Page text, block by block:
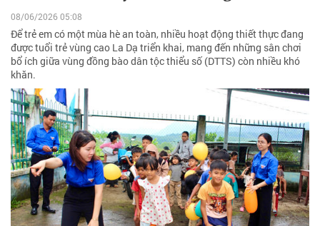
08/06/2026 05:08
Để trẻ em có một mùa hè an toàn, nhiều hoạt động thiết thực đang
được tuổi trẻ vùng cao La Dạ triển khai, mang đến những sân chơi
bổ ích giữa vùng đồng bào dân tộc thiểu số (DTTS) còn nhiều khó
khăn.